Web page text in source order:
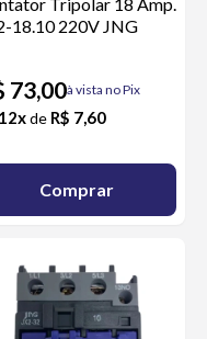
18.10 220V JNG
73,00à vista no Pix
12xde R$ 7,60
Comprar